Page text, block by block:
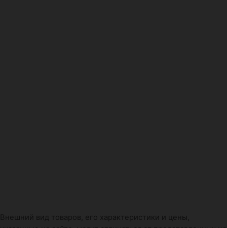
Внешний вид товаров, его характеристики и цены,